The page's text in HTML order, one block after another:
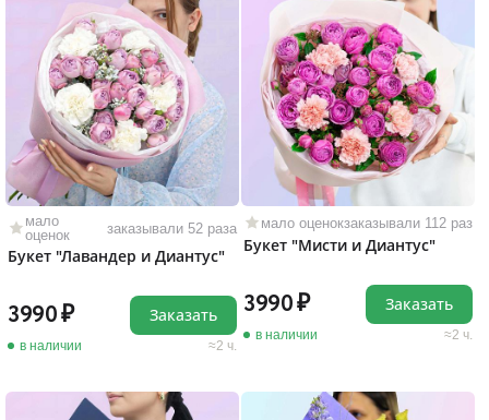
мало
оценок
заказывали 52 раза
Букет "Лавандер и Диантус"
3990
в наличии 2 ч.
Заказать
мало оценокзаказывали 112 раз
Букет "Мисти и Диантус"
3990
в наличии 2 ч.
Заказать